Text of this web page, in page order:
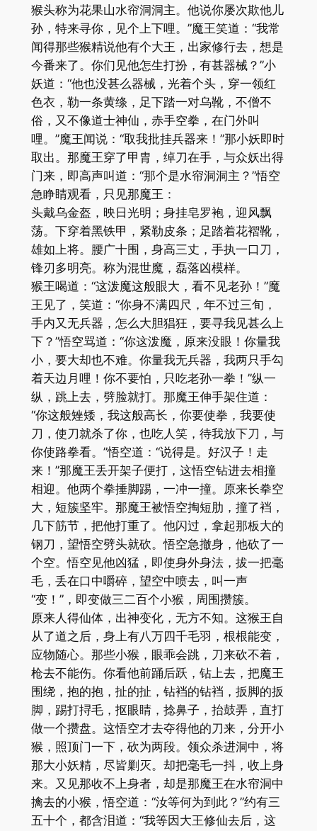
猴头称为花果山水帘洞洞主。他说你屡次欺他儿
孙，特来寻你，见个上下哩。”魔王笑道：“我常
闻得那些猴精说他有个大王，出家修行去，想是
今番来了。你们见他怎生打扮，有甚器械？”小
妖道：“他也没甚么器械，光着个头，穿一领红
色衣，勒一条黄绦，足下踏一对乌靴，不僧不
俗，又不像道士神仙，赤手空拳，在门外叫
哩。”魔王闻说：“取我批挂兵器来！”那小妖即时
取出。那魔王穿了甲胄，绰刀在手，与众妖出得
门来，即高声叫道：“那个是水帘洞洞主？”悟空
急睁睛观看，只见那魔王：
头戴乌金盔，映日光明；身挂皂罗袍，迎风飘
荡。下穿着黑铁甲，紧勒皮条；足踏着花褶靴，
雄如上将。腰广十围，身高三丈，手执一口刀，
锋刃多明亮。称为混世魔，磊落凶模样。
猴王喝道：“这泼魔这般眼大，看不见老孙！”魔
王见了，笑道：“你身不满四尺，年不过三旬，
手内又无兵器，怎么大胆猖狂，要寻我见甚么上
下？”悟空骂道：“你这泼魔，原来没眼！你量我
小，要大却也不难。你量我无兵器，我两只手勾
着天边月哩！你不要怕，只吃老孙一拳！”纵一
纵，跳上去，劈脸就打。那魔王伸手架住道：
“你这般矬矮，我这般高长，你要使拳，我要使
刀，使刀就杀了你，也吃人笑，待我放下刀，与
你使路拳看。”悟空道：“说得是。好汉子！走
来！”那魔王丢开架子便打，这悟空钻进去相撞
相迎。他两个拳捶脚踢，一冲一撞。原来长拳空
大，短簇坚牢。那魔王被悟空掏短肋，撞了裆，
几下筋节，把他打重了。他闪过，拿起那板大的
钢刀，望悟空劈头就砍。悟空急撤身，他砍了一
个空。悟空见他凶猛，即使身外身法，拔一把毫
毛，丢在口中嚼碎，望空中喷去，叫一声
“变！”，即变做三二百个小猴，周围攒簇。
原来人得仙体，出神变化，无方不知。这猴王自
从了道之后，身上有八万四千毛羽，根根能变，
应物随心。那些小猴，眼乖会跳，刀来砍不着，
枪去不能伤。你看他前踊后跃，钻上去，把魔王
围绕，抱的抱，扯的扯，钻裆的钻裆，扳脚的扳
脚，踢打挦毛，抠眼睛，捻鼻子，抬鼓弄，直打
做一个攒盘。这悟空才去夺得他的刀来，分开小
猴，照顶门一下，砍为两段。领众杀进洞中，将
那大小妖精，尽皆剿灭。却把毫毛一抖，收上身
来。又见那收不上身者，却是那魔王在水帘洞中
擒去的小猴，悟空道：“汝等何为到此？”约有三
五十个，都含泪道：“我等因大王修仙去后，这